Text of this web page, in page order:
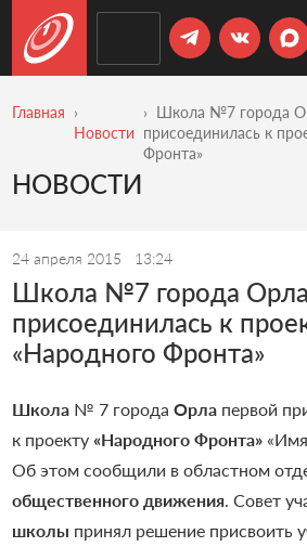
Главная
Новости
Школа №7 города
присоединилась к
Фронта»
НОВОСТИ
24 апреля 2015 13:24
Школа №7 города
присоединилась к
«Народного Фронта»
Школа№ 7 города Орлапервой
к проекту «Народного Фронта»«Имя
Об этом сообщили в областном
общественного движения. Совет
школы принял решение присвоить